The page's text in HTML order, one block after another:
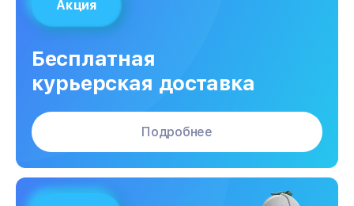
Акция
Бесплатная
курьерская доставка
Подробнее